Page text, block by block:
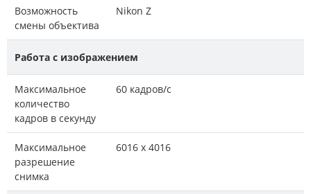
Возможность
смены объектива
Nikon Z
Работа с изображением
Максимальное
количество
кадров в секунду
60 кадров/с
Максимальное
разрешение
снимка
6016 x 4016